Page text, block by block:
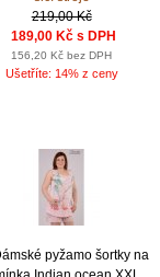
219,00 Kč
189,00 Kč s DPH
156,20 Kč bez DPH
Ušetříte: 14% z ceny